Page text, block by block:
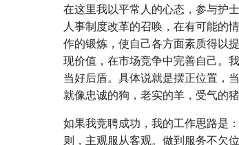
在这里我以平常人的心态，参与护
人事制度改革的召唤，在有可能的
作的锻炼，使自己各方面素质得以
现价值，在市场竞争中完善自己。
当好后盾。具体说就是摆正位置，
就像忠诚的狗，老实的羊，受气的
如果我竞聘成功，我的工作思路是
则，主观服从客观。做到服务不欠